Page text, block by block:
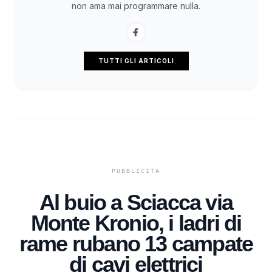
non ama mai programmare nulla.
TUTTI GLI ARTICOLI
Al buio a Sciacca via
Monte Kronio, i ladri di
rame rubano 13 campate
di cavi elettrici